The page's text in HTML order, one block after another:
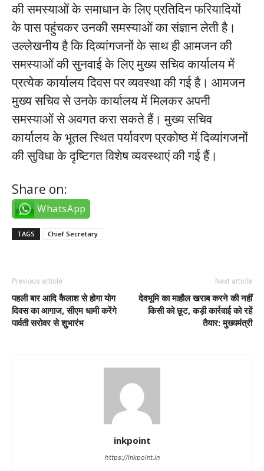
की समस्याओं के समाधान के लिए प्रतिदिन फरियादियों
के पास पहुंचकर उनकी समस्याओं का संज्ञान लेती है।
उल्लेखनीय है कि दिव्यांगजनों के साथ ही आमजन की
समस्याओं की सुनवाई के लिए मुख्य सचिव कार्यालय में
प्रत्येक कार्यालय दिवस पर व्यवस्था की गई है। आमजन
मुख्य सचिव से उनके कार्यालय में मिलकर अपनी
समस्याओं से अवगत करा सकते हैं। मुख्य सचिव
कार्यालय के भूतल स्थित पर्यावरण प्रकोष्ठ में दिव्यांगजनों
की सुविधा के दृष्टिगत विशेष व्यवस्थाएं की गई हैं।
Share on:
WhatsApp
TAGS Chief Secretary
Previous article
पहली बार आदि कैलाश से होगा योग
दिवस का आगाज, सीएम धामी करेंगे
पार्वती सरोवर से शुभारंभ
Next article
देवभूमि का माहौल खराब करने की नहीं
किसी को छूट, कड़ी कार्रवाई को रहें
तैयार: मुख्यमंत्री
inkpoint
https://inkpoint.in